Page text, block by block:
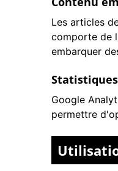
Les articles
comporte de
embarquer
Google
permettre